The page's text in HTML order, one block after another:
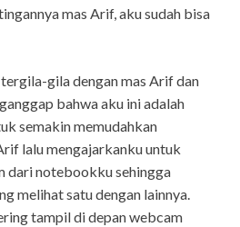
mas Arif, aku sudah bisa
gila dengan mas Arif dan
bahwa aku ini adalah
semakin memudahkan
lalu mengajarkanku untuk
dari notebookku sehingga
melihat satu dengan lainnya.
tampil di depan webcam